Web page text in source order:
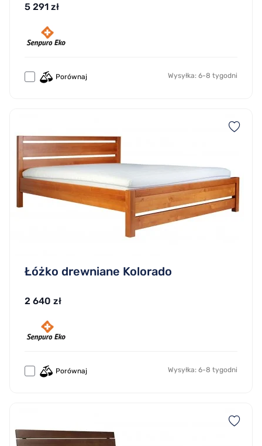
5 291 zł
Porównaj Wysyłka: 6-8 tygodni
Łóżko drewniane Kolorado
2 640 zł
Porównaj Wysyłka: 6-8 tygodni